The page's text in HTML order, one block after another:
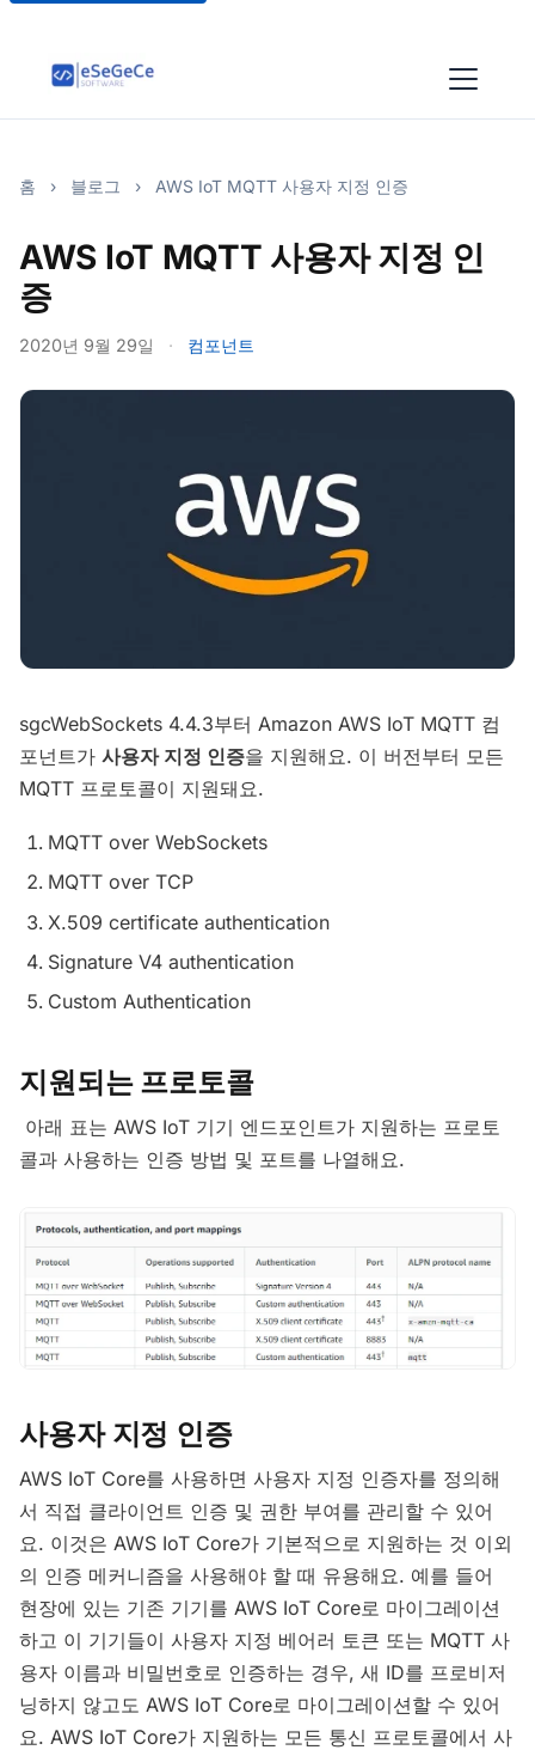
홈 › 블로그 › AWS IoT MQTT 사용자 지정 인증
AWS IoT MQTT 사용자 지정 인
증
2020년 9월 29일 · 컴포넌트
sgcWebSockets 4.4.3부터 Amazon AWS IoT MQTT 컴
포넌트가 사용자 지정 인증을 지원해요. 이 버전부터 모든
MQTT 프로토콜이 지원돼요.
MQTT over WebSockets
MQTT over TCP
X.509 certificate authentication
Signature V4 authentication
Custom Authentication
지원되는 프로토콜
아래 표는 AWS IoT 기기 엔드포인트가 지원하는 프로토
콜과 사용하는 인증 방법 및 포트를 나열해요.
사용자 지정 인증
AWS IoT Core를 사용하면 사용자 지정 인증자를 정의해
서 직접 클라이언트 인증 및 권한 부여를 관리할 수 있어
요. 이것은 AWS IoT Core가 기본적으로 지원하는 것 이외
의 인증 메커니즘을 사용해야 할 때 유용해요. 예를 들어
현장에 있는 기존 기기를 AWS IoT Core로 마이그레이션
하고 이 기기들이 사용자 지정 베어러 토큰 또는 MQTT 사
용자 이름과 비밀번호로 인증하는 경우, 새 ID를 프로비저
닝하지 않고도 AWS IoT Core로 마이그레이션할 수 있어
요. AWS IoT Core가 지원하는 모든 통신 프로토콜에서 사